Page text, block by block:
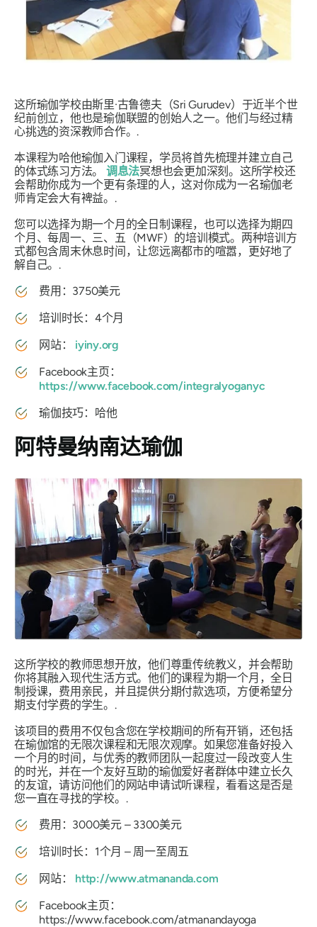
这所瑜伽学校由斯里·古鲁德夫（Sri Gurudev）于近半个世
纪前创立，他也是瑜伽联盟的创始人之一。他们与经过精
心挑选的资深教师合作。.
本课程为哈他瑜伽入门课程，学员将首先梳理并建立自己
的体式练习方法。 调息法冥想也会更加深刻。这所学校还
会帮助你成为一个更有条理的人，这对你成为一名瑜伽老
师肯定会大有裨益。.
您可以选择为期一个月的全日制课程，也可以选择为期四
个月、每周一、三、五（MWF）的培训模式。两种培训方
式都包含周末休息时间，让您远离都市的喧嚣，更好地了
解自己。.
费用：3750美元
培训时长：4个月
网站： iyiny.org
Facebook主页：
https://www.facebook.com/integralyoganyc
瑜伽技巧：哈他
阿特曼纳南达瑜伽
这所学校的教师思想开放，他们尊重传统教义，并会帮助
你将其融入现代生活方式。他们的课程为期一个月，全日
制授课，费用亲民，并且提供分期付款选项，方便希望分
期支付学费的学生。.
该项目的费用不仅包含您在学校期间的所有开销，还包括
在瑜伽馆的无限次课程和无限次观摩。如果您准备好投入
一个月的时间，与优秀的教师团队一起度过一段改变人生
的时光，并在一个友好互助的瑜伽爱好者群体中建立长久
的友谊，请访问他们的网站申请试听课程，看看这是否是
您一直在寻找的学校。.
费用：3000美元 – 3300美元
培训时长：1个月 – 周一至周五
网站： http://www.atmananda.com
Facebook主页：
https://www.facebook.com/atmanandayoga